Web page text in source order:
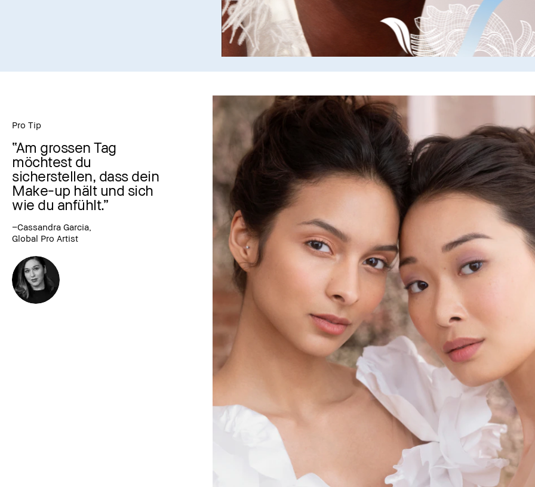
Pro Tip
“Am grossen Tag
möchtest du
sicherstellen, dass dein
Make-up hält und sich
wie du anfühlt.”
–Cassandra Garcia,
Global Pro Artist